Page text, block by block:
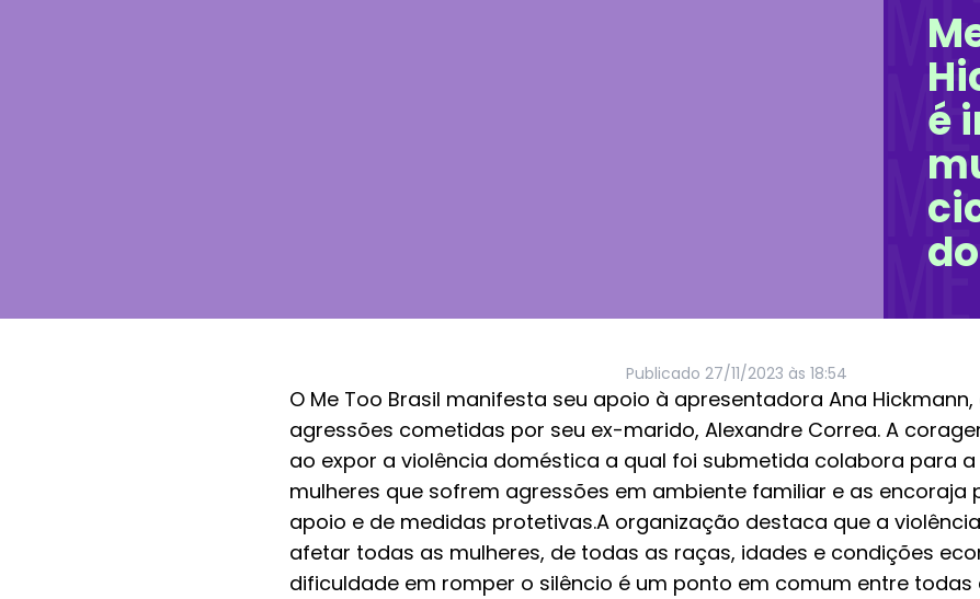
é
Publicado 27/11/2023 às 18:54
O Me Too Brasil manifesta seu apoio à apresentadora Ana
agressões cometidas por seu ex-marido, Alexandre Correa. A
ao expor a violência doméstica a qual foi submetida colabora para
mulheres que sofrem agressões em ambiente familiar e as encoraja
apoio e de medidas protetivas.A organização destaca que a
afetar todas as mulheres, de todas as raças, idades e condições
dificuldade em romper o silêncio é um ponto em comum entre todas